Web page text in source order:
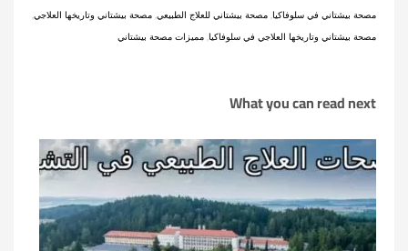
مصحة بيشتاني في سلوفاكيا, مصحة بيشتاني للعلاج الطبيعي, مصحة بيشتاني وتاريخها العلاجي,
مصحة بيشتاني وتاريخها العلاجي في سلوفاكيا, مميزات مصحة بيشتاني
What you can read next